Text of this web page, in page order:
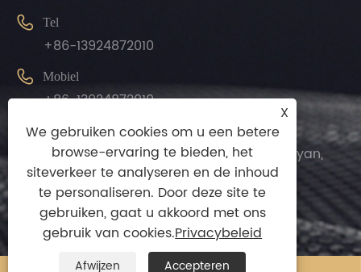
 Tel
+86-13924872010
 Mobiel
+86-13924872010
 Adres
Jilong Intelligence Onderdeel van Longyan,
Leliu Town, Shunde District, Foshan City,
provincie Guangdong, China.
X
We gebruiken cookies om u een betere
browse-ervaring te bieden, het
siteverkeer te analyseren en de inhoud
te personaliseren. Door deze site te
gebruiken, gaat u akkoord met ons
gebruik van cookies.Privacybeleid
Afwijzen Accepteren